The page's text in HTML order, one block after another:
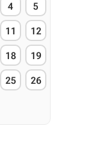
4 5
11 12
18 19
25 26